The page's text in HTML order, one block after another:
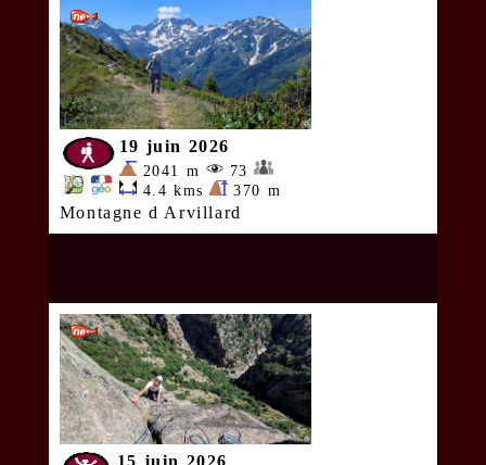
19 juin 2026
2041 m
73
4.4 kms
370 m
Montagne d Arvillard
15 juin 2026